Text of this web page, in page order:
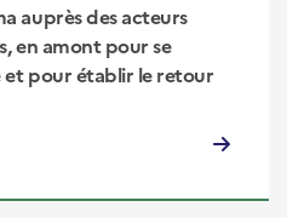
auprès des acteurs
en amont pour se
et pour établir le retour